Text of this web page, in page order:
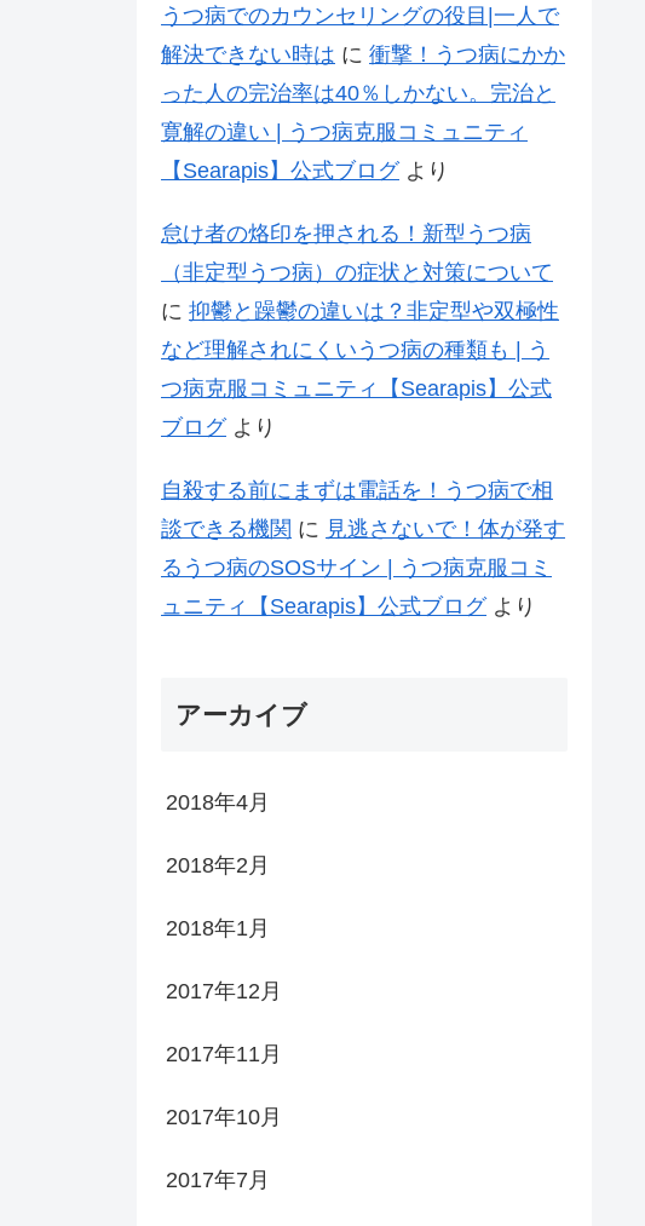
うつ病でのカウンセリングの役目|一人で
解決できない時は に 衝撃！うつ病にかか
った人の完治率は40％しかない。完治と
寛解の違い | うつ病克服コミュニティ
【Searapis】公式ブログより
怠け者の烙印を押される！新型うつ病
（非定型うつ病）の症状と対策について
に 抑鬱と躁鬱の違いは？非定型や双極性
など理解されにくいうつ病の種類も | う
つ病克服コミュニティ【Searapis】公式
ブログより
自殺する前にまずは電話を！うつ病で相
談できる機関 に 見逃さないで！体が発す
るうつ病のSOSサイン | うつ病克服コミ
ュニティ【Searapis】公式ブログより
アーカイブ
2018年4月
2018年2月
2018年1月
2017年12月
2017年11月
2017年10月
2017年7月